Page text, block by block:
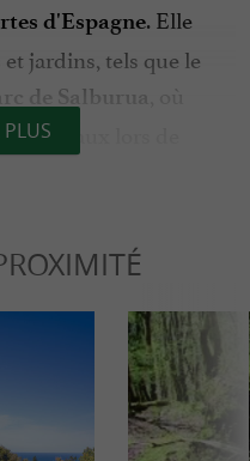
d'Espagne. Elle
jardins, tels que le
de Salburua
animaux lors de
, où vous
le
centre
PLUS